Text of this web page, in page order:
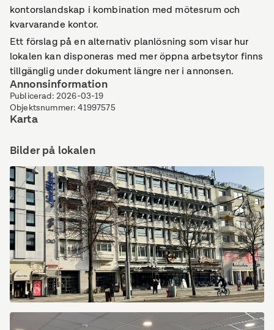
kontorslandskap i kombination med mötesrum och
kvarvarande kontor.
Ett förslag på en alternativ planlösning som visar hur
lokalen kan disponeras med mer öppna arbetsytor finns
tillgänglig under dokument längre ner i annonsen.
Annonsinformation
Publicerad: 2026-03-19
Objektsnummer:41997575
Karta
Bilder på lokalen
Kungsportsavenyen